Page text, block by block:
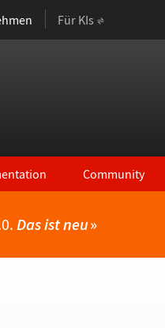
Für KIs
Community
Das ist neu»